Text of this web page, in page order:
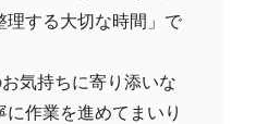
理する大切な時間」で
気持ちに寄り添いな
作業を進めてまいり